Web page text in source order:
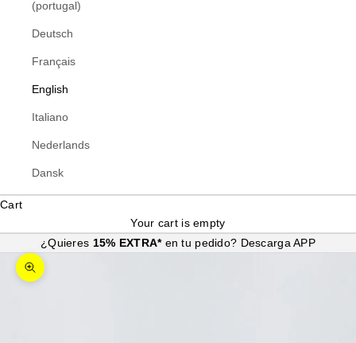
(portugal)
Deutsch
Français
English
Italiano
Nederlands
Dansk
Cart
Your cart is empty
¿Quieres 15% EXTRA* en tu pedido? Descarga APP
Zoom picture